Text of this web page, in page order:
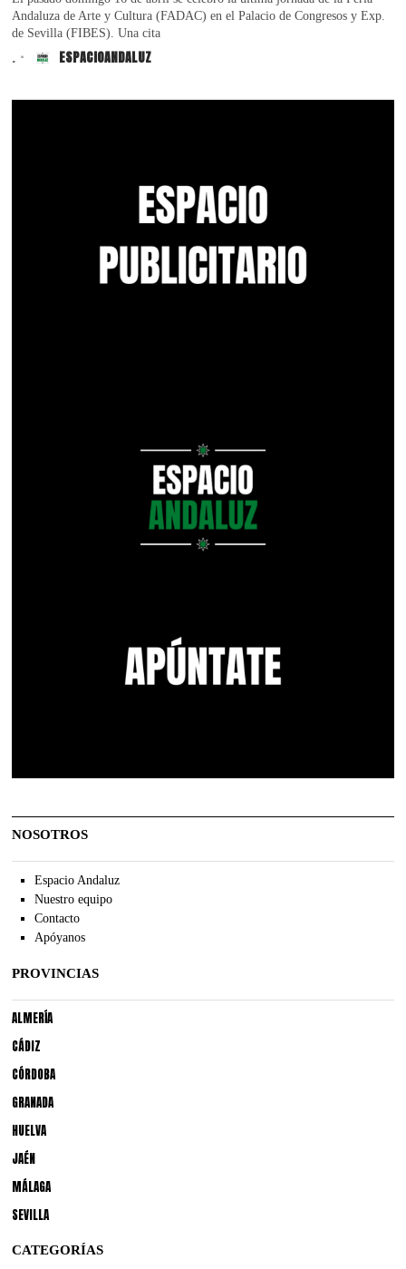
Andaluza de Arte y Cultura (FADAC) en el Palacio de Congresos y Exp.
de Sevilla (FIBES). Una cita
. ESPACIOANDALUZ
NOSOTROS
Espacio Andaluz
Nuestro equipo
Contacto
Apóyanos
PROVINCIAS
ALMERÍA
CÁDIZ
CÓRDOBA
GRANADA
HUELVA
JAÉN
MÁLAGA
SEVILLA
CATEGORÍAS